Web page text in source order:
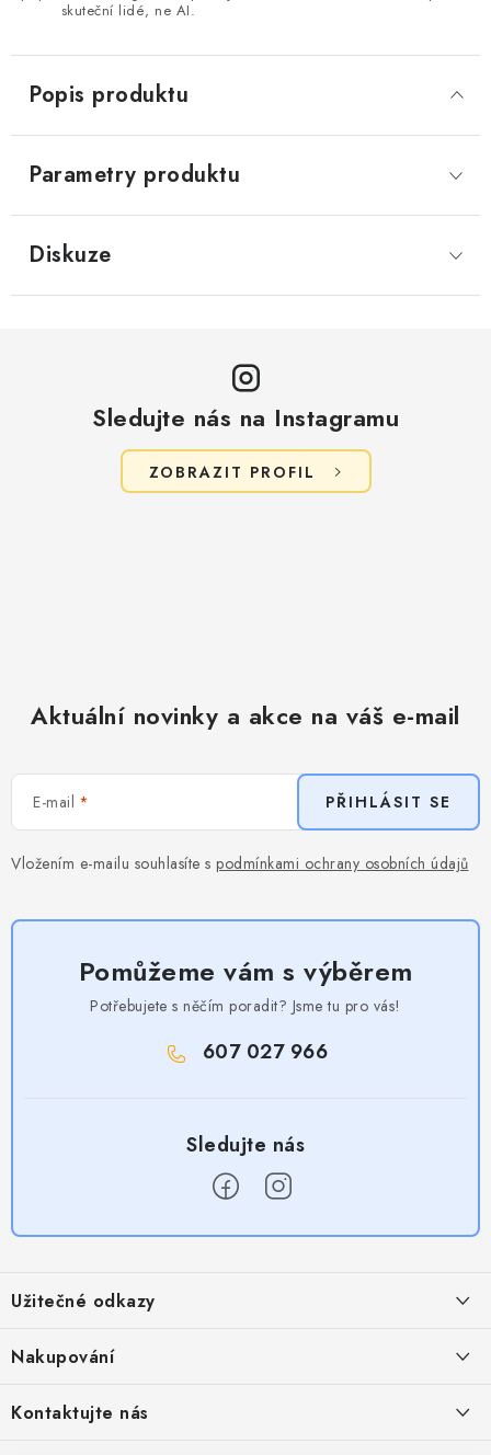
skuteční lidé, ne AI.
Popis produktu
Parametry produktu
Diskuze
Sledujte nás na Instagramu
ZOBRAZIT PROFIL
Aktuální novinky a akce na váš e-mail
E-mail
Vložením e-mailu souhlasíte s podmínkami ochrany osobních údajů
PŘIHLÁSIT SE
Pomůžeme vám s výběrem
Potřebujete s něčím poradit? Jsme tu pro vás!
607 027 966
p
a
Užitečné odkazy
Obchodní podmínky
Provizní systém
Nakupování
Časté otázky
Kontaktujte nás